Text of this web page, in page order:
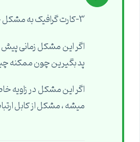
3-کارت گرافیک به مشکل خورده
اگر این مشکل زمانی پیش
پد بگیرین چون ممکنه
اگر این مشکل در زاویه
میشه ، مشکل از کابل